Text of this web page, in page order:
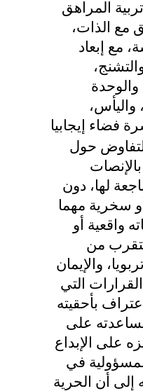
المراهق
مع الذات،
مع إبعاد
واليأس،
فضاء إيجابيا
حول
لها، دون
سخرية مهما
واقعية أو
من
والإيمان
التي
بأحقيته
على
على الإبداع
في
إلى أن الحرية